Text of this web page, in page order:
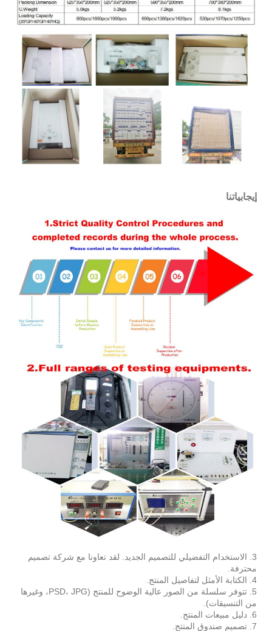
إيجابياتنا
3. الاستخدام التفضيلي للتصميم الجديد. لقد تعاونا مع شركة تصميم
محترفة.
4. الكتابة الأمثل لتفاصيل المنتج.
5. تتوفر سلسلة من الصور عالية الوضوح للمنتج (PSD، JPG، وغيرها
من التنسيقات).
6. دليل مبيعات المنتج.
7. تصميم صندوق المنتج.